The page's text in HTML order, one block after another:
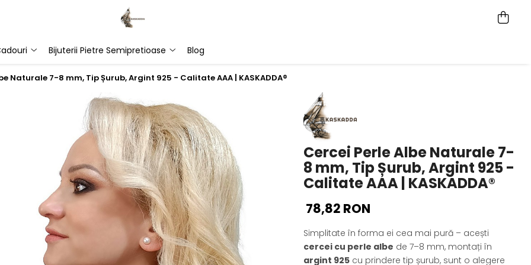
Bijuterii Pietre Semipretioase Blog
Naturale 7-8 mm, Tip Șurub, Argint 925 - Calitate AAA | KASKADDA®
Cercei Perle Albe Naturale 7-
8 mm, Tip Șurub, Argint 925 -
Calitate AAA | KASKADDA®
78,82 RON
Simplitate în forma ei cea mai pură – acești
cercei cu perle albe de 7–8 mm, montați în
argint 925 cu prindere tip șurub, sunt o alegere